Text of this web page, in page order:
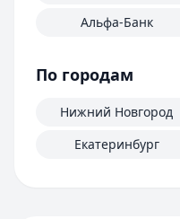
Альфа-Банк
По городам
Нижний Новгород
Екатеринбург